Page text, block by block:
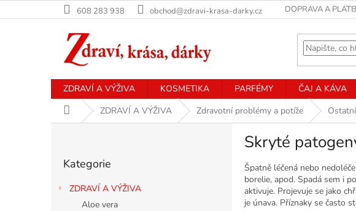
na
608 283 938 obchod@zdravi-krasa-darky.cz DOPRAVA A
ZDRAVÍ A VÝŽIVA KOSMETIKA PARFÉMY ČAJ A KÁVA
Domů ZDRAVÍ A VÝŽIVA Zdravotní problémy a potíže
kategorie
Kategorie
ZDRAVÍ A VÝŽIVA
Aloe vera
Skryté
Špatně léčená nebo
borelie, apod. Spadá sem i
aktivuje. Projevuje se jako
je únava. Příznaky se často